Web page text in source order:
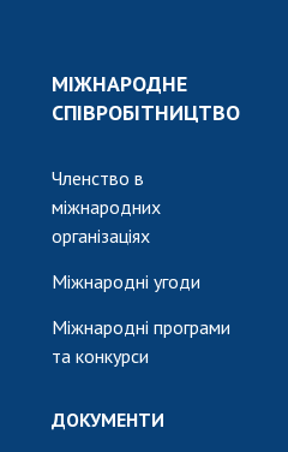
МІЖНАРОДНЕ
СПІВРОБІТНИЦТВО
Членство в
міжнародних
організаціях
Міжнародні угоди
Міжнародні програми
та конкурси
ДОКУМЕНТИ